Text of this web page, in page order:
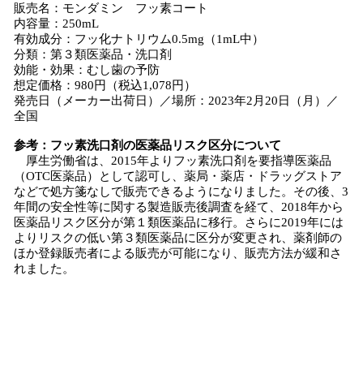
販売名：モンダミン フッ素コート
内容量：250mL
有効成分：フッ化ナトリウム0.5mg（1mL中）
分類：第３類医薬品・洗口剤
効能・効果：むし歯の予防
想定価格：980円（税込1,078円）
発売日（メーカー出荷日）／場所：2023年2月20日（月）／
全国
参考：フッ素洗口剤の医薬品リスク区分について
厚生労働省は、2015年よりフッ素洗口剤を要指導医薬品
（OTC医薬品）として認可し、薬局・薬店・ドラッグストア
などで処方箋なしで販売できるようになりました。その後、3
年間の安全性等に関する製造販売後調査を経て、2018年から
医薬品リスク区分が第１類医薬品に移行。さらに2019年には
よりリスクの低い第３類医薬品に区分が変更され、薬剤師の
ほか登録販売者による販売が可能になり、販売方法が緩和さ
れました。